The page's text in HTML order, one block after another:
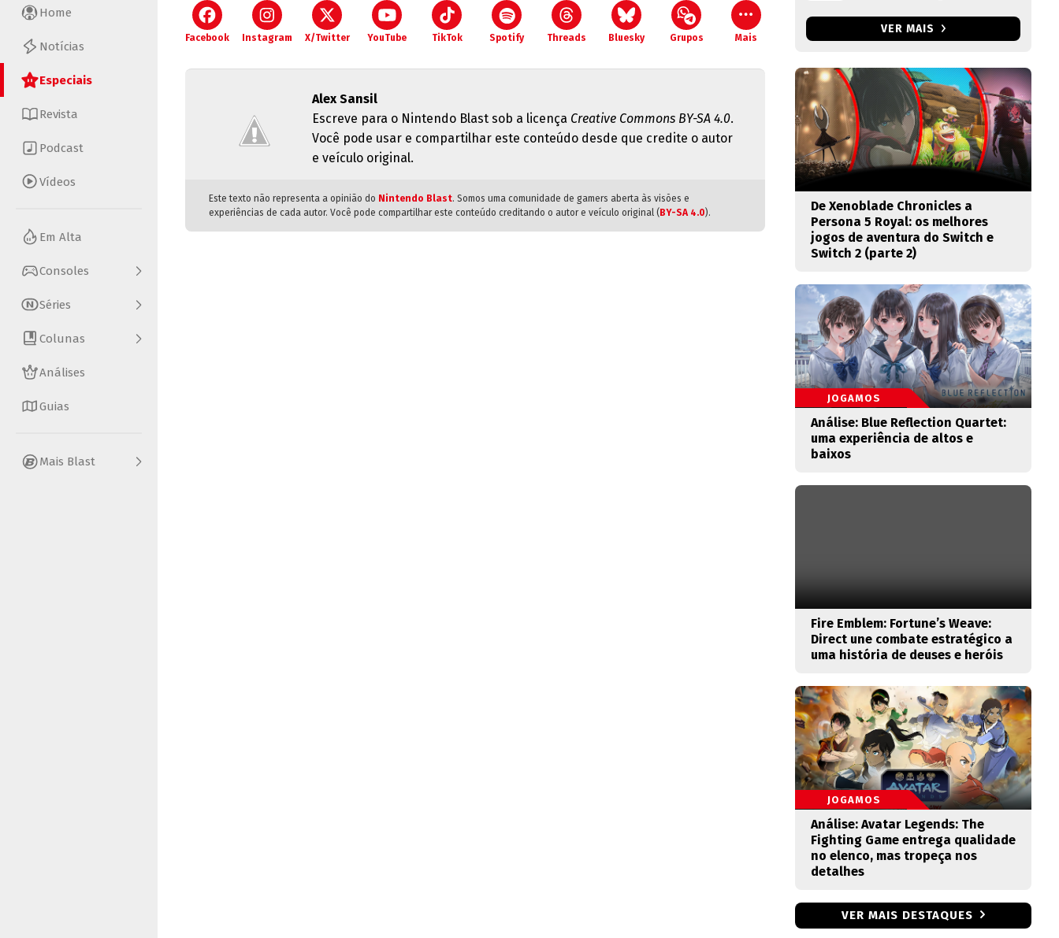
Home
Notícias
Especiais
Revista
Podcast
Vídeos
Em Alta
Consoles
Séries
Colunas
Análises
Guias
Mais Blast
Facebook Instagram X/Twitter YouTube TikTok Spotify Threads Bluesky Grupos Mais
Alex Sansil
Escreve para o Nintendo Blast sob a licença Creative Commons BY-SA 4.0.
Você pode usar e compartilhar este conteúdo desde que credite o autor
e veículo original.
Este texto não representa a opinião do Nintendo Blast. Somos uma comunidade de gamers aberta às visões e
experiências de cada autor. Você pode compartilhar este conteúdo creditando o autor e veículo original ( BY-SA 4.0).
VER MAIS
De Xenoblade Chronicles a
Persona 5 Royal: os melhores
jogos de aventura do Switch e
Switch 2 (parte 2)
JOGAMOS
Análise: Blue Reflection Quartet:
uma experiência de altos e
baixos
Fire Emblem: Fortune’s Weave:
Direct une combate estratégico a
uma história de deuses e heróis
JOGAMOS
Análise: Avatar Legends: The
Fighting Game entrega qualidade
no elenco, mas tropeça nos
detalhes
VER MAIS DESTAQUES